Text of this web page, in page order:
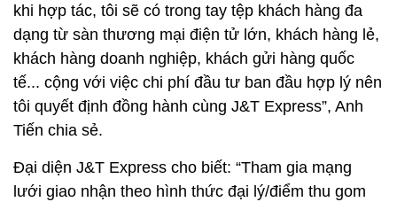
khi hợp tác, tôi sẽ có trong tay tệp khách hàng đa
dạng từ sàn thương mại điện tử lớn, khách hàng lẻ,
khách hàng doanh nghiệp, khách gửi hàng quốc
tế... cộng với việc chi phí đầu tư ban đầu hợp lý nên
tôi quyết định đồng hành cùng J&T Express”, Anh
Tiến chia sẻ.
Đại diện J&T Express cho biết: “Tham gia mạng
lưới giao nhận theo hình thức đại lý/điểm thu gom